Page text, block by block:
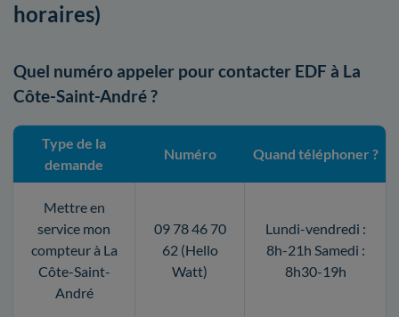
horaires)
Quel numéro appeler pour contacter EDF à La
Côte-Saint-André ?
Type de la
demande
Numéro Quand téléphoner ?
Mettre en
service mon
compteur à La
Côte-Saint-
André
09 78 46 70
62 (Hello
Watt)
Lundi-vendredi :
8h-21h Samedi :
8h30-19h